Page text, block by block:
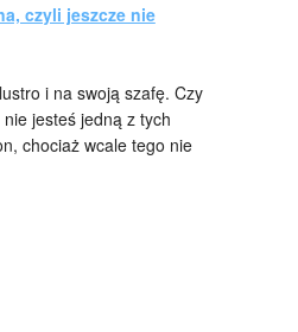
czyli jeszcze nie
i na swoją szafę. Czy
jesteś jedną z tych
chociaż wcale tego nie